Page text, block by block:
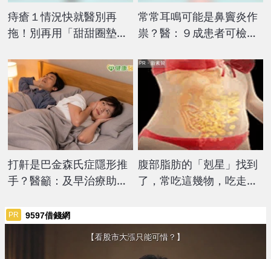
痔瘡１情況快就醫別再
拖！別再用「甜甜圈墊」
常常耳鳴可能是鼻竇炎作
祟？醫：９成患者可檢查
打鼾是巴金森氏症隱形推
手？醫籲：及早治療助降
腹部脂肪的「剋星」找到
了，常吃這幾物，吃走大
PR・新素簡
PR 9597借錢網